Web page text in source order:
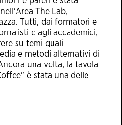
The Lab,
Tutti, dai formatori e
e agli accademici,
su temi quali
e metodi alternativi di
una volta, la tavola
è stata una delle